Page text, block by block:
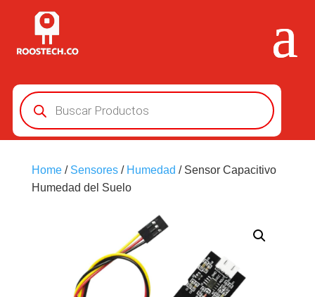
Búsqueda
de
productos
Home/ Sensores/ Humedad / Sensor Capacitivo
Humedad del Suelo